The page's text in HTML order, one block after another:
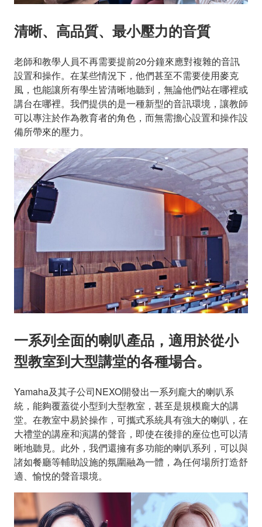
清晰、高品質、最小壓力的音質
老師和教學人員不再需要提前20分鐘來應對複雜的音訊
設置和操作。在某些情況下，他們甚至不需要使用麥克
風，也能讓所有學生皆清晰地聽到，無論他們站在哪裡或
講台在哪裡。我們提供的是一種新型的音訊環境，讓教師
可以專注於作為教育者的角色，而無需擔心設置和操作設
備所帶來的壓力。
一系列全面的喇叭產品，適用於從小
型教室到大型講堂的各種場合。
Yamaha及其子公司NEXO開發出一系列龐大的喇叭系
統，能夠覆蓋從小型到大型教室，甚至是規模龐大的講
堂。在教室中易於操作，可攜式系統具有強大的喇叭，在
大禮堂的講座和演講的聲音，即使在後排的座位也可以清
晰地聽見。此外，我們還擁有多功能的喇叭系列，可以與
諸如餐廳等輔助設施的氛圍融為一體，為任何場所打造舒
適、愉悅的聲音環境。